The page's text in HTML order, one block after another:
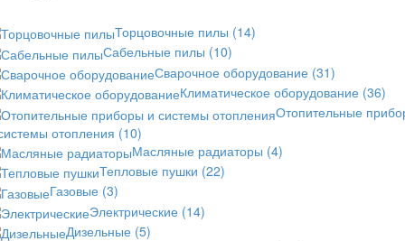
Торцовочные пилы (14)
Сабельные пилы (10)
Сварочное оборудование (31)
Климатическое оборудование (36)
Отопительные
отопления (10)
Масляные радиаторы (4)
Тепловые пушки (22)
Газовые (3)
Электрические (14)
Дизельные (5)